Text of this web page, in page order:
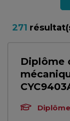
271
Diplôme